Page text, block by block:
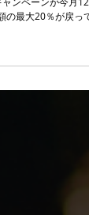
くるキャンペ
画の第3弾！！
ンペーンが今月12
もちろん上限額な